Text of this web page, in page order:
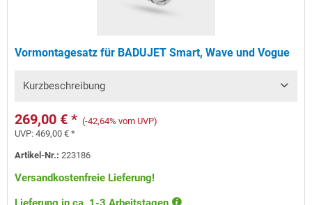
Vormontagesatz für BADUJET Smart, Wave und Vogue
Kurzbeschreibung
269,00 € * (-42,64% vom UVP)
UVP:469,00 € *
Artikel-Nr.:223186
Versandkostenfreie Lieferung!